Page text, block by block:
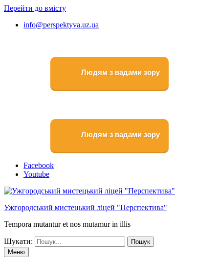
Перейти до вмісту
info@perspektyva.uz.ua
Людям з вадами зору
Людям з вадами зору
Faceboоk
Youtube
Ужгородський мистецький ліцей "Перспектива"
Tempora mutantur et nos mutamur in illis
Шукати:
Меню